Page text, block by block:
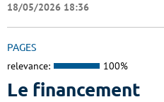
18/05/2026 18:36
PAGES
relevance: 100%
Le financement